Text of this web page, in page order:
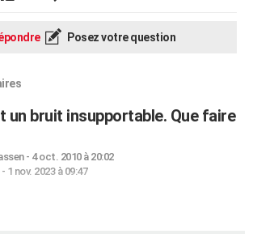
Posez votre question
bruit insupportable. Que faire
- 4 oct. 2010 à 20:02
- 1 nov. 2023 à 09:47